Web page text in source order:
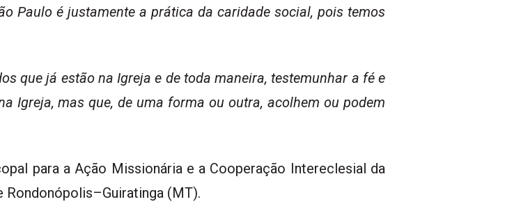
Paulo é justamente a prática da caridade social, pois temos
que já estão na Igreja e de toda maneira, testemunhar a fé e
Igreja, mas que, de uma forma ou outra, acolhem ou podem
para aAção Missionária e a Cooperação Intereclesial da
(MT).